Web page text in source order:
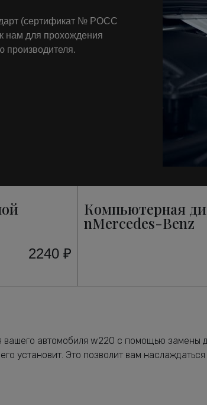
(сертификат № РОСС
нам для прохождения
производителя.
2240 ₽
Компьютерная
nMercedes-Benz
вашего автомобиля w220 с помощью
установит. Это позволит вам